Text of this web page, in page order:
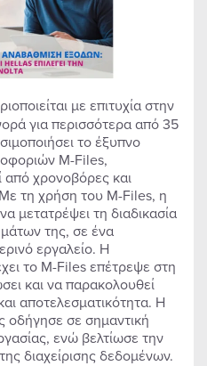
με επιτυχία στην
για περισσότερα από 35
το έξυπνο
M-Files,
από χρονοβόρες και
Με τη χρήση του M-Files, η
μετατρέψει τη διαδικασία
της, σε ένα
εργαλείο. Η
το M-Files επέτρεψε στη
και να παρακολουθεί
αποτελεσματικότητα. Η
οδήγησε σε σημαντική
ενώ βελτίωσε την
διαχείρισης δεδομένων.